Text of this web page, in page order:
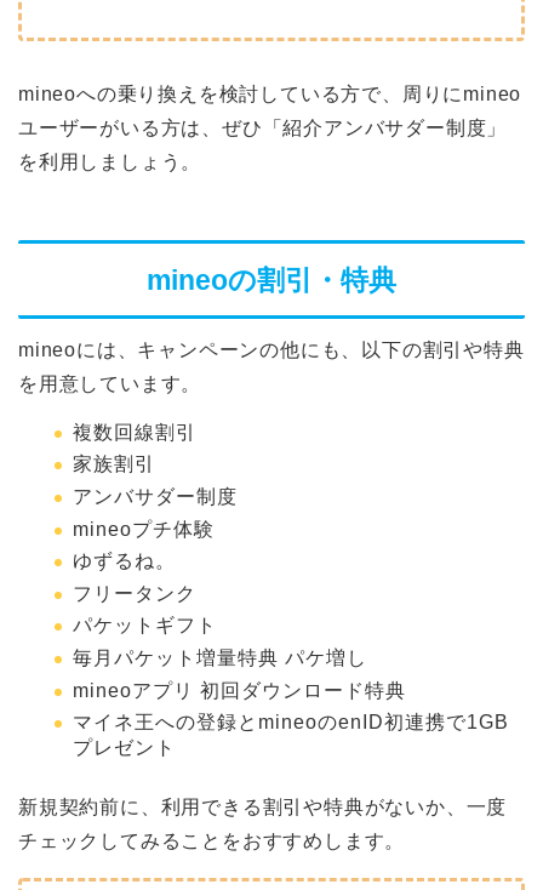
mineoへの乗り換えを検討している方で、周りにmineo
ユーザーがいる方は、ぜひ「紹介アンバサダー制度」
を利用しましょう。
mineoの割引・特典
mineoには、キャンペーンの他にも、以下の割引や特典
を用意しています。
複数回線割引
家族割引
アンバサダー制度
mineoプチ体験
ゆずるね。
フリータンク
パケットギフト
毎月パケット増量特典 パケ増し
mineoアプリ 初回ダウンロード特典
マイネ王への登録とmineoのenID初連携で1GB
プレゼント
新規契約前に、利用できる割引や特典がないか、一度
チェックしてみることをおすすめします。